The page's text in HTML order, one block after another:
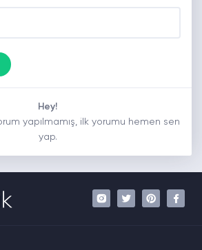
Hey!
yapılmamış, ilk yorumu hemen sen
yap.